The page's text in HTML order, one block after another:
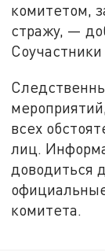
комитетом,
стражу, —
всех
лиц.
доводиться
комитета.